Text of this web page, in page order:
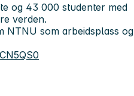
og 43 000 studenter med
verden.
NTNU som arbeidsplass og